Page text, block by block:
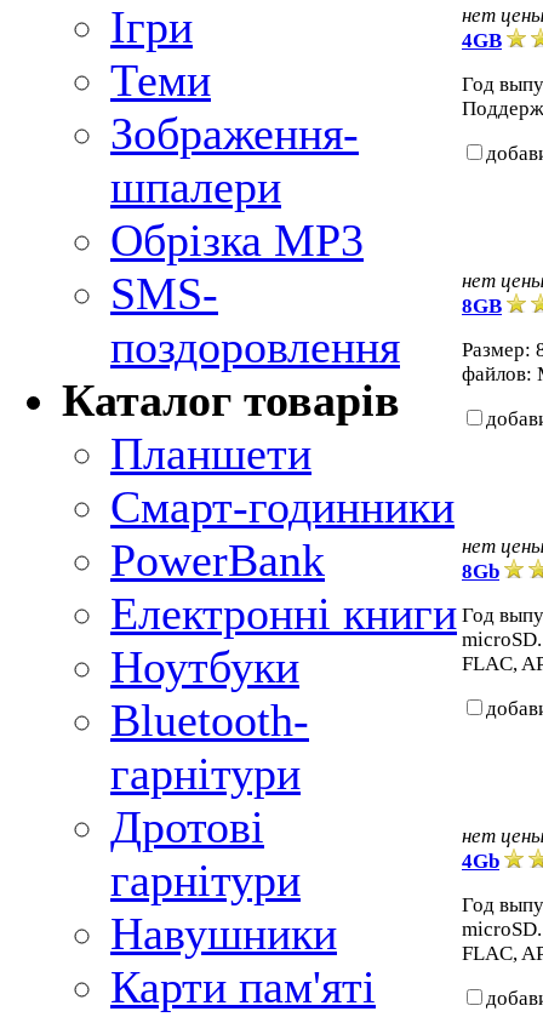
Ігри
Теми
Зображення-
шпалери
Обрізка MP3
SMS-
поздоровлення
Каталог товарів
Планшети
Смарт-годинники
PowerBank
Електронні книги
Ноутбуки
Bluetooth-
гарнітури
Дротові
гарнітури
Навушники
Карти пам'яті
нет
4GB
Год
нет
8GB
Размер:
файлов:
нет
8Gb
Год
FLAC,
нет
4Gb
Год
FLAC,